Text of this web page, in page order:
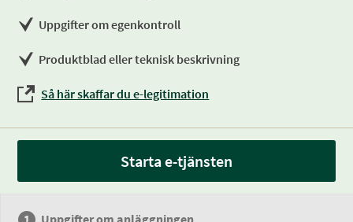
Uppgifter om egenkontroll
Produktblad eller teknisk beskrivning
Så här skaffar du e-legitimation
Starta e-tjänsten
Uppgifter om anläggningen